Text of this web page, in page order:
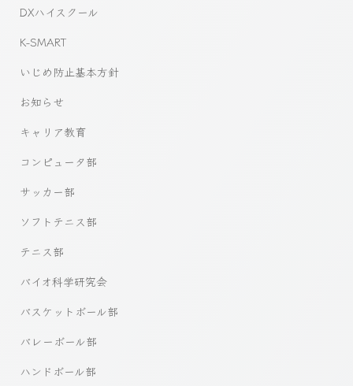
DXハイスクール
K-SMART
いじめ防止基本方針
お知らせ
キャリア教育
コンピュータ部
サッカー部
ソフトテニス部
テニス部
バイオ科学研究会
バスケットボール部
バレーボール部
ハンドボール部